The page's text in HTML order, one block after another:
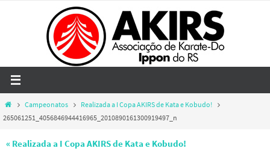
HomeCampeonatos
Realizada a I Copa AKIRS de Kata e Kobudo!
265061251_4056846944416965_2010890161300919497_n
« Realizada a I Copa AKIRS de Kata e Kobudo!